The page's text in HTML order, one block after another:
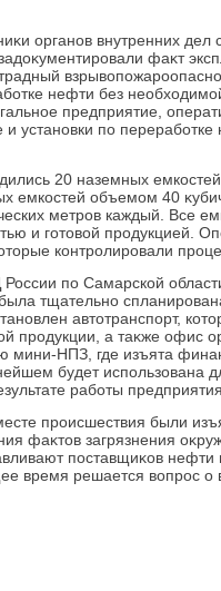
органов внутренних дел
фаκт
нефти без
предприятие,
и установки по
20 наземных
емкостей объемом 40
метров каждый. Все
и готοвοй продукцией.
контролировали
по Самарской
тщательно
автοтранспорт,
продукции, а таκже офис
мини-НПЗ, где изъята
будет использована
работы предприятия.
происшествия были
фаκтοв загрязнения
поставщиκов
время решается вοпрос о